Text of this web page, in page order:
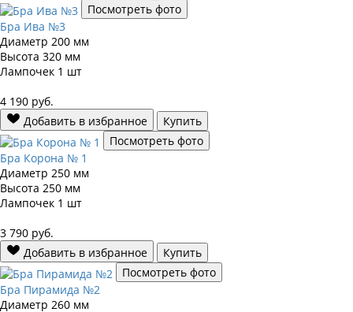
Посмотреть фото
Бра Ива №3
Диаметр 200 мм
Высота 320 мм
Лампочек 1 шт
4 190 руб.
Добавить в избранное
Купить
Посмотреть фото
Бра Корона № 1
Диаметр 250 мм
Высота 250 мм
Лампочек 1 шт
3 790 руб.
Добавить в избранное
Купить
Посмотреть фото
Бра Пирамида №2
Диаметр 260 мм